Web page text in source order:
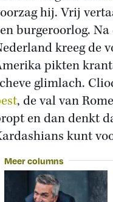
hij. Vrij
burgeroorlog.
kreeg de
pikten
glimlach.
, de val van
en dan denkt
kunt
Meer columns